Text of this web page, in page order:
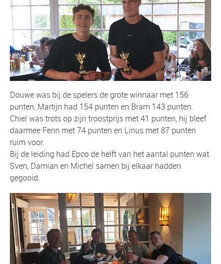
Douwe was bij de spelers de grote winnaar met 156
punten, Martijn had 154 punten en Bram 143 punten.
Chiel was trots op zijn troostprijs met 41 punten, hij bleef
daarmee Fenn met 74 punten en Linus met 87 punten
ruim voor.
Bij de leiding had Epco de helft van het aantal punten wat
Sven, Damian en Michel samen bij elkaar hadden
gegooid.